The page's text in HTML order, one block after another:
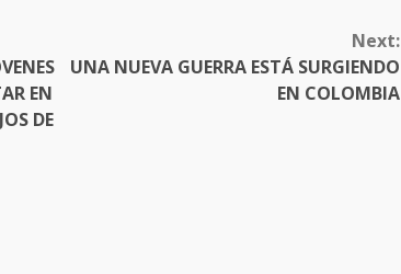
EN
DE
Next:
UNA NUEVA GUERRA ESTÁ SURGIENDO
EN COLOMBIA